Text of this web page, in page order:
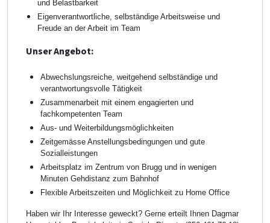
und Belastbarkeit
Eigenverantwortliche, selbständige Arbeitsweise und
Freude an der Arbeit im Team
Unser Angebot:
Abwechslungsreiche, weitgehend selbständige und
verantwortungsvolle Tätigkeit
Zusammenarbeit mit einem engagierten und
fachkompetenten Team
Aus- und Weiterbildungsmöglichkeiten
Zeitgemässe Anstellungsbedingungen und gute
Sozialleistungen
Arbeitsplatz im Zentrum von Brugg und in wenigen
Minuten Gehdistanz zum Bahnhof
Flexible Arbeitszeiten und Möglichkeit zu Home Office
Haben wir Ihr Interesse geweckt? Gerne erteilt Ihnen Dagmar